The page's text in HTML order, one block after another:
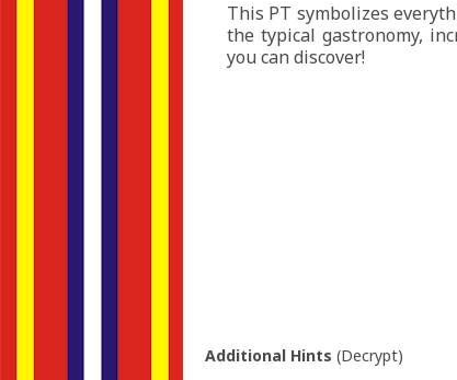
This PT symbolizes
the typical gastronomy,
you can discover!
Additional Hints (Decrypt)